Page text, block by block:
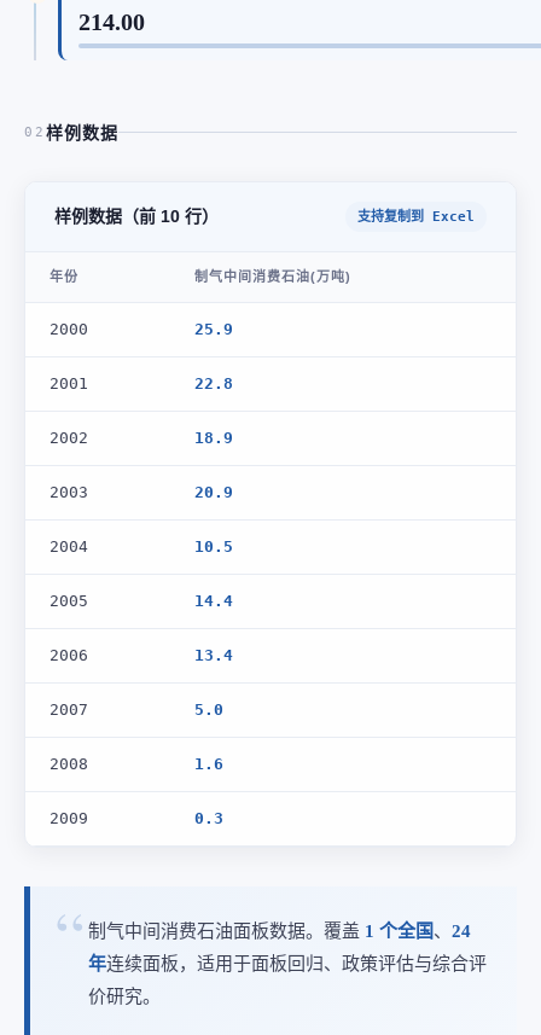
214.00
02 样例数据
样例数据（前 10 行） 支持复制到 Excel
年份 制气中间消费石油(万吨)
2000 25.9
2001 22.8
2002 18.9
2003 20.9
2004 10.5
2005 14.4
2006 13.4
2007 5.0
2008 1.6
2009 0.3
制气中间消费石油面板数据。覆盖 1 个全国、 24
年连续面板，适用于面板回归、政策评估与综合评
价研究。